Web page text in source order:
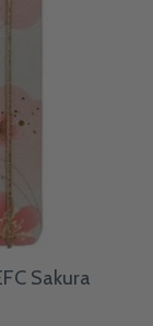
Sakura